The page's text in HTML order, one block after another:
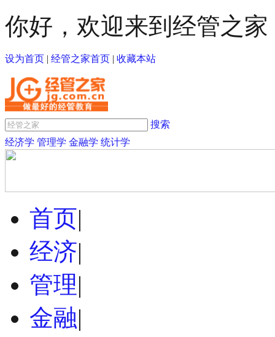
你好，欢迎来到经管之家
设为首页 | 经管之家首页 | 收藏本站
搜索
经济学 管理学 金融学 统计学
首页|
经济|
管理|
金融|